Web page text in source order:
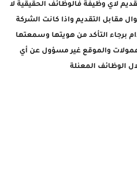
لاي وظيفة فالوظائف الحقيقية لا
مقابل التقديم واذا كانت الشركة
برجاء التأكد من هويتها وسمعتها
والموقع غير مسؤول عن أي
الوظائف المعنلة